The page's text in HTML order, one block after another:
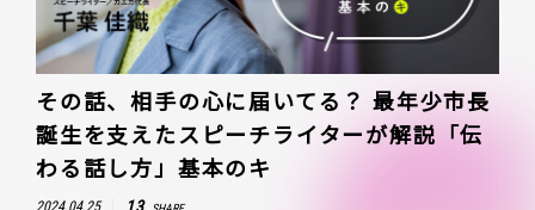
その話、相手の心に届いてる？ 最年少市長
誕生を支えたスピーチライターが解説「伝
わる話し方」基本のキ
2024.04.25